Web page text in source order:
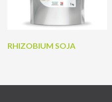
RHIZOBIUM SOJA